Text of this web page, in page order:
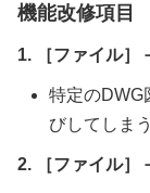
機能改修項目
1. ［ファイル］
特定のDWG
びしてしま
2. ［ファイル］